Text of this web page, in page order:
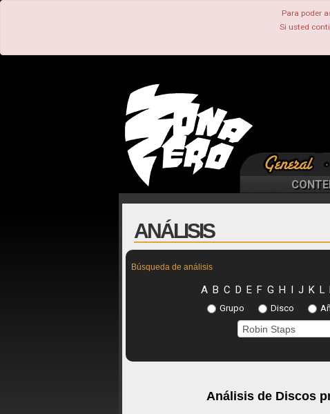
Para poder
Si usted
ANÁLISIS
Búsqueda de análisis
A B C D E F G H I J K L
Grupo Disco
Análisis de Discos